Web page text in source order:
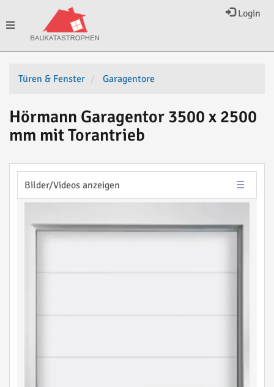
Login
Toggle
navigation
Türen & Fenster Garagentore
Hörmann Garagentor 3500 x 2500
mm mit Torantrieb
Bilder/Videos anzeigen